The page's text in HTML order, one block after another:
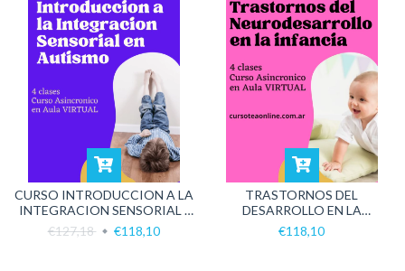
CURSO INTRODUCCION A LA
INTEGRACION SENSORIAL -
MODALIDAD ONLINE
€127,18 €118,10
TRASTORNOS DEL
DESARROLLO EN LA
INFANCIA
€118,10